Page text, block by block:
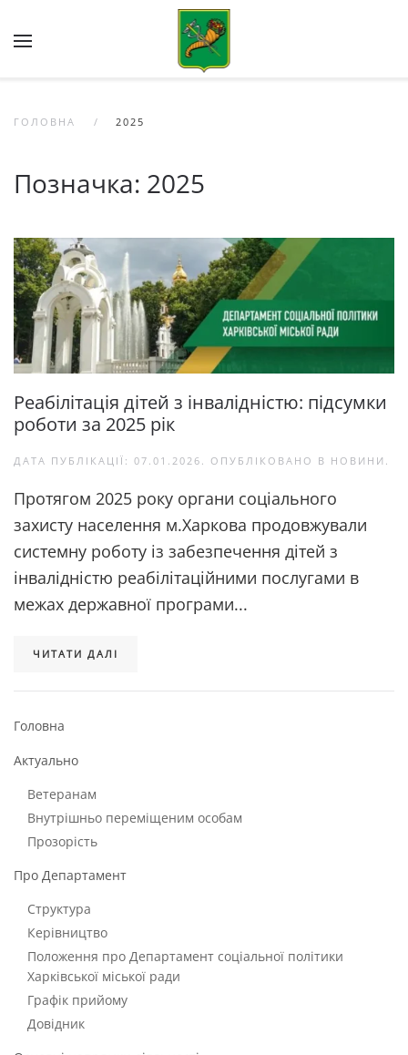
Skip to main content
ГОЛОВНА 2025
Позначка: 2025
Реабілітація дітей з інвалідністю: підсумки
роботи за 2025 рік
ДАТА ПУБЛІКАЦІЇ: 07.01.2026 . ОПУБЛІКОВАНО В НОВИНИ .
Протягом 2025 року органи соціального
захисту населення м.Харкова продовжували
системну роботу із забезпечення дітей з
інвалідністю реабілітаційними послугами в
межах державної програми...
ЧИТАТИ ДАЛІ
Головна
Актуально
Ветеранам
Внутрішньо переміщеним особам
Прозорість
Про Департамент
Структура
Керівництво
Положення про Департамент соціальної політики
Харківської міської ради
Графік прийому
Довідник